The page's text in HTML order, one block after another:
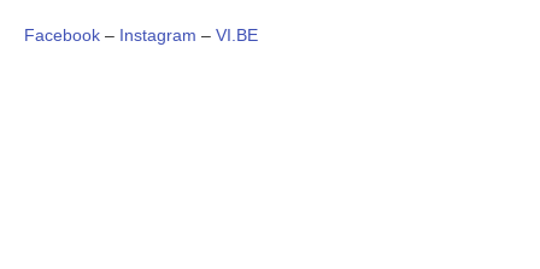
Facebook – Instagram – VI.BE